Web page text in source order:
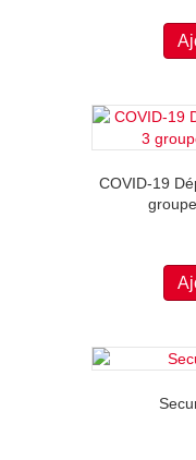
COVID-19